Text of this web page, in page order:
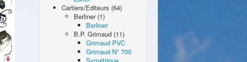
Cartiers/Editeurs (64)
Berliner (1)
Berliner
B.P. Grimaud (11)
Grimaud PVC
Grimaud N° 700